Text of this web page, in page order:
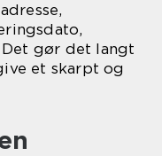
gør det langt
et skarpt og